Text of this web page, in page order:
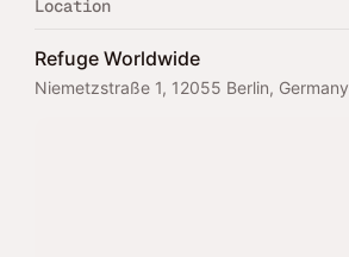
Location
Refuge Worldwide
Niemetzstraße 1, 12055 Berlin, Germany